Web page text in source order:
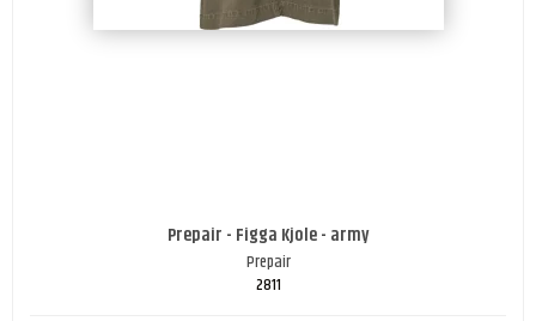
Prepair - Figga Kjole - army
Prepair
2811